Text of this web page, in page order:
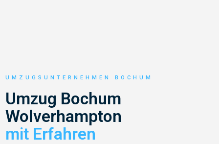
UMZUGSUNTERNEHMEN BOCHUM
Umzug Bochum
Wolverhampton
mit Erfahren